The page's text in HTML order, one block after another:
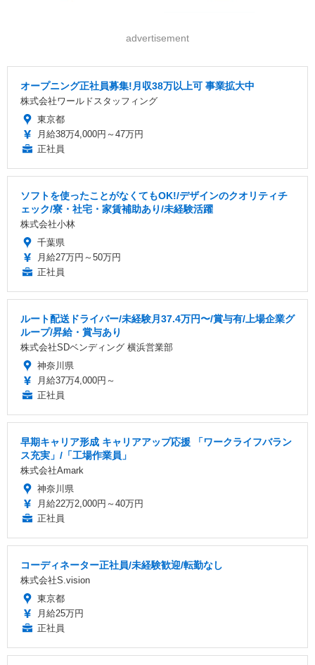
advertisement
オープニング正社員募集!月収38万以上可 事業拡大中
株式会社ワールドスタッフィング
東京都
月給38万4,000円～47万円
正社員
ソフトを使ったことがなくてもOK!/デザインのクオリティチ
ェック/寮・社宅・家賃補助あり/未経験活躍
株式会社小林
千葉県
月給27万円～50万円
正社員
ルート配送ドライバー/未経験月37.4万円〜/賞与有/上場企業グ
ループ/昇給・賞与あり
株式会社SDベンディング 横浜営業部
神奈川県
月給37万4,000円～
正社員
早期キャリア形成 キャリアアップ応援 「ワークライフバラン
ス充実」/「工場作業員」
株式会社Amark
神奈川県
月給22万2,000円～40万円
正社員
コーディネーター正社員/未経験歓迎/転勤なし
株式会社S.vision
東京都
月給25万円
正社員